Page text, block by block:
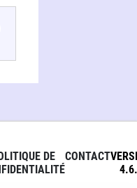
DE
CONTACT